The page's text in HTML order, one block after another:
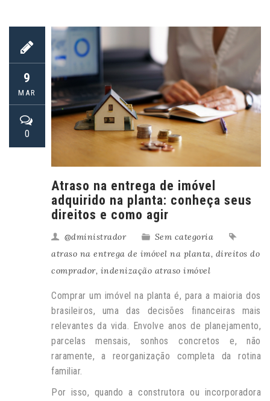
9
MAR
0
Atraso na entrega de imóvel
adquirido na planta: conheça seus
direitos e como agir
@dministrador
Sem categoria
atraso na entrega de imóvel na planta, direitos do
comprador, indenização atraso imóvel
Comprar um imóvel na planta é, para a maioria dos
brasileiros, uma das decisões financeiras mais
relevantes da vida. Envolve anos de planejamento,
parcelas mensais, sonhos concretos e, não
raramente, a reorganização completa da rotina
familiar.
Por isso, quando a construtora ou incorporadora